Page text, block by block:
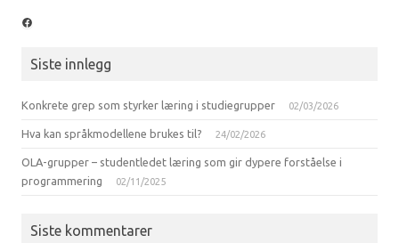
Facebook
Siste innlegg
Konkrete grep som styrker læring i studiegrupper 02/03/2026
Hva kan språkmodellene brukes til? 24/02/2026
OLA-grupper – studentledet læring som gir dypere forståelse i
programmering
02/11/2025
Siste kommentarer